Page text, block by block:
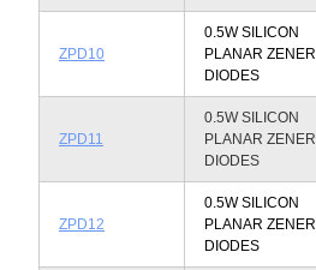
ZPD10
0.5W SILICON
PLANAR ZENER
DIODES
ZPD11
0.5W SILICON
PLANAR ZENER
DIODES
ZPD12
0.5W SILICON
PLANAR ZENER
DIODES